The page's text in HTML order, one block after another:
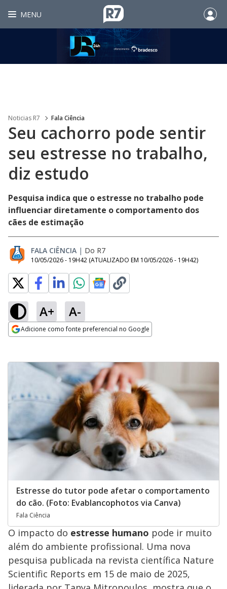
MENU
Noticias R7 Fala Ciência
Seu cachorro pode sentir
seu estresse no trabalho,
diz estudo
Pesquisa indica que o estresse no trabalho pode
influenciar diretamente o comportamento dos
cães de estimação
FALA CIÊNCIA | Do R7
10/05/2026 - 19H42 (ATUALIZADO EM 10/05/2026 - 19H42)
A+ A-
Adicione como fonte preferencial no Google
Estresse do tutor pode afetar o comportamento
do cão. (Foto: Evablancophotos via Canva)
Fala Ciência
O impacto do estresse humano pode ir muito
além do ambiente profissional. Uma nova
pesquisa publicada na revista científica Nature
Scientific Reports em 15 de maio de 2025,